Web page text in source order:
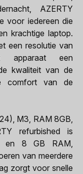
AZERTY
voor iedereen die
krachtige laptop.
een resolutie van
apparaat een
kwaliteit van de
comfort van de
M3, RAM 8GB,
refurbished is
en 8 GB RAM,
van meerdere
zorgt voor snelle